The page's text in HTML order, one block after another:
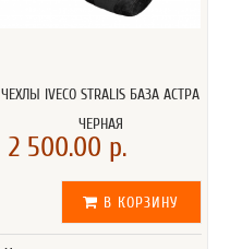
ЧЕХЛЫ IVECO STRALIS БАЗА АСТРА
ЧЕРНАЯ
2 500.00 р.
В КОРЗИНУ